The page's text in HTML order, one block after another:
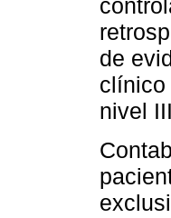
de
clínico
nivel